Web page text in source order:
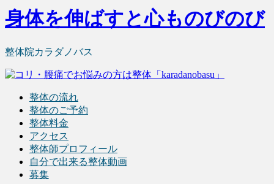
身体を伸ばすと心ものびのび
整体院カラダノバス
整体の流れ
整体のご予約
整体料金
アクセス
整体師プロフィール
自分で出来る整体動画
募集